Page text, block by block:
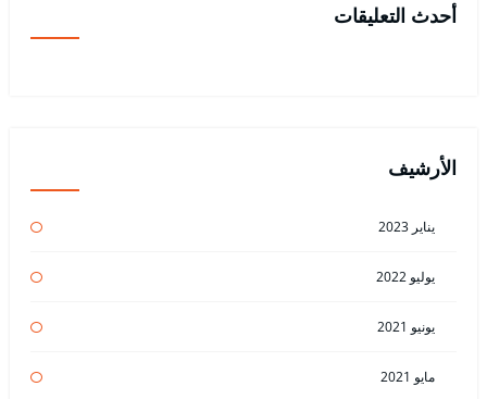
أحدث التعليقات
الأرشيف
يناير 2023
يوليو 2022
يونيو 2021
مايو 2021